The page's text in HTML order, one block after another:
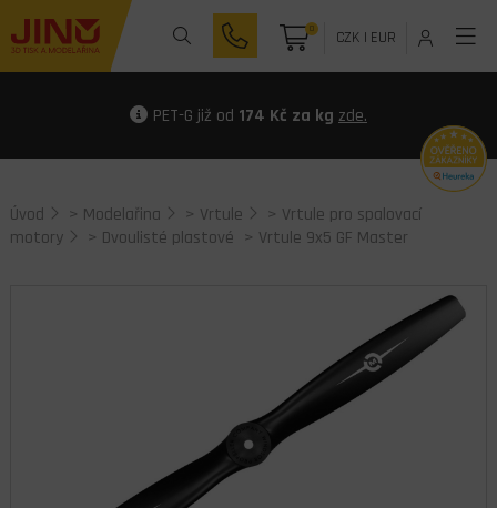
0 CZK| EUR
PET-G již od 174 Kč za kg zde.
Úvod > Modelařina > Vrtule > Vrtule pro spalovací
motory
> Dvoulisté plastové > Vrtule 9x5 GF Master